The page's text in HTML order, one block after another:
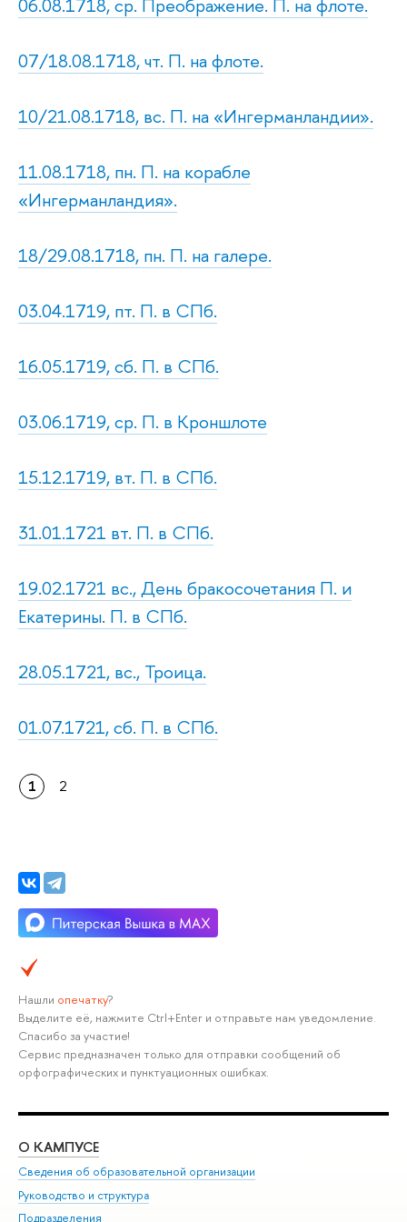
06.08.1718, ср. Преображение. П. на флоте.
07/18.08.1718, чт. П. на флоте.
10/21.08.1718, вс. П. на «Ингерманландии».
11.08.1718, пн. П. на корабле
«Ингерманландия».
18/29.08.1718, пн. П. на галере.
03.04.1719, пт. П. в СПб.
16.05.1719, сб. П. в СПб.
03.06.1719, ср. П. в Кроншлоте
15.12.1719, вт. П. в СПб.
31.01.1721 вт. П. в СПб.
19.02.1721 вс., День бракосочетания П. и
Екатерины. П. в СПб.
28.05.1721, вс., Троица.
01.07.1721, сб. П. в СПб.
1 2
Нашли опечатку?
Выделите её, нажмите Ctrl+Enter и отправьте нам уведомление.
Спасибо за участие!
Сервис предназначен только для отправки сообщений об
орфографических и пунктуационных ошибках.
О КАМПУСЕ
Сведения об образовательной организации
Руководство и структура
Подразделения